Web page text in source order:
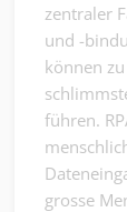
zentraler
und -
können
führen.
grosse